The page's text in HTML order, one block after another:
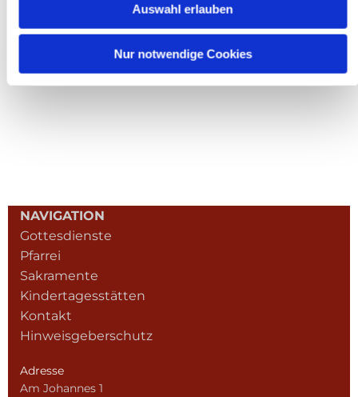
Auswahl erlauben
Nur notwendige Cookies
NAVIGATION
Gottesdienste
Pfarrei
Sakramente
Kindertagesstätten
Kontakt
Hinweisgeberschutz
Adresse
Am Johannes 1